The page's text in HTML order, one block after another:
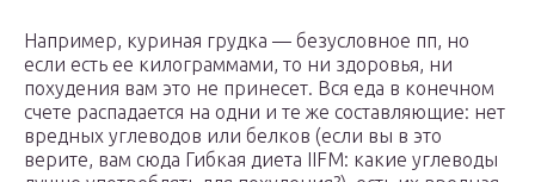
Например, куриная грудка — безусловное пп, но
если есть ее килограммами, то ни здоровья, ни
похудения вам это не принесет. Вся еда в конечном
счете распадается на одни и те же составляющие: нет
вредных углеводов или белков (если вы в это
верите, вам сюда Гибкая диета IIFM: какие углеводы